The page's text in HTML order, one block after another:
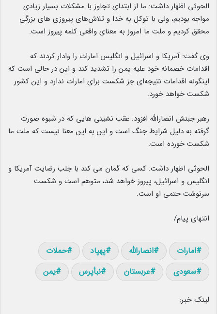
الحوثی اظهار داشت: ما از ابتدای تجاوز با مشکلات بسیار زیادی
مواجه بودیم، ولی با توکل به خدا و تلاش‌های پیروزی های بزرگی
محقق کردیم و ملت ما امروز به معنای واقعی کلمه پیروز است.
وی گفت: آمریکا و اسرائیل و انگلیس امارات را وادار کردند که
اقدامات خصمانه خود علیه یمن را تشدید کند و این در حالی است که
اینگونه اقدامات نتیجه‌ای جز شکست برای امارات ندارد و این کشور
شکست خواهد خورد.
رهبر جبنش انصارالله افزود: عقب نشینی هایی که در شبوه صورت
گرفته به دلیل شرایط جنگ است و این به این معنا نیست که ملت ما
شکست خورده است.
الحوثی اظهار داشت: کسی که گمان می کند با جلب رضایت آمریکا و
انگلیس و اسرائیل، پیروز خواهد شد، متوهم است و شکست
سرنوشت حتمی او است.
انتهای پیام/
امارات انصارالله پهپاد
حملات
سعودی
عربستان نبأپرس یمن
لینک خبر: